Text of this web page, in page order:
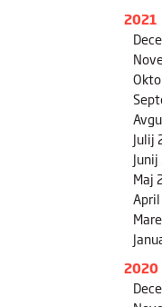
2021
Julij
Junij
Maj
April
2020